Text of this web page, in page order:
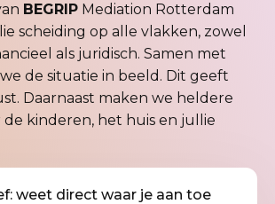
BEGRIP Mediation Rotterdam
scheiding op alle vlakken, zowel
als juridisch. Samen met
de situatie in beeld. Dit geeft
Daarnaast maken we heldere
de kinderen, het huis en jullie
weet direct waar je aan toe